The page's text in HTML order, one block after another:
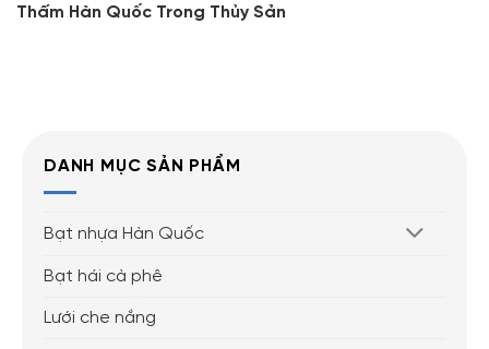
DANH MỤC SẢN PHẨM
Bạt nhựa Hàn Quốc
Bạt hái cà phê
Lưới che nắng
Thấm Hàn Quốc Trong Thủy Sản